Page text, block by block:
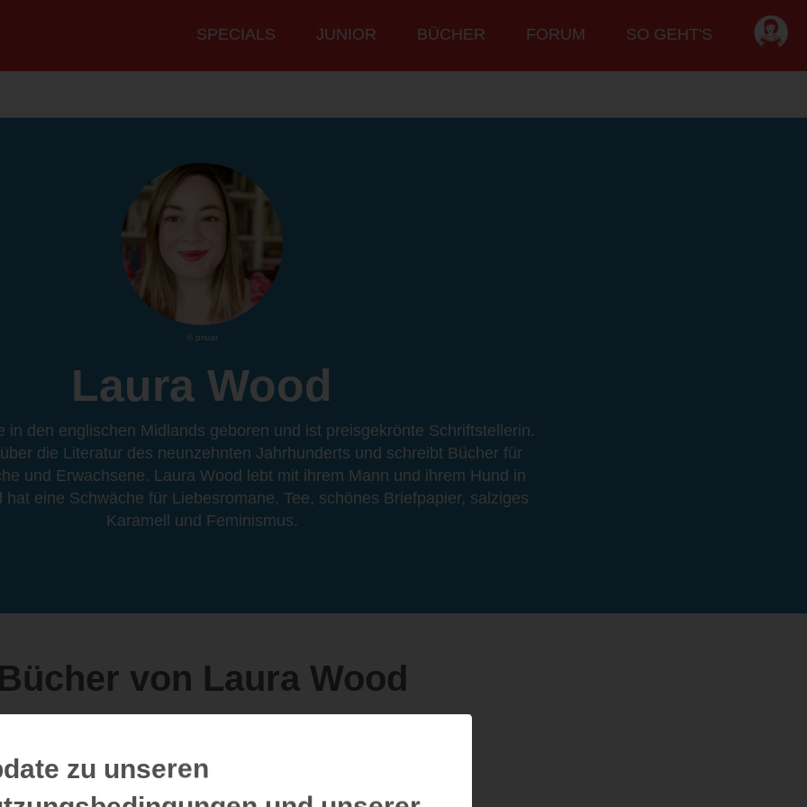
Hauptmenü
SPECIALS JUNIOR BÜCHER FORUM SO GEHT'S
© privat
Laura Wood
in den englischen Midlands geboren und ist preisgekrönte Schriftstellerin.
die Literatur des neunzehnten Jahrhunderts und schreibt Bücher für
und Erwachsene. Laura Wood lebt mit ihrem Mann und ihrem Hund in
hat eine Schwäche für Liebesromane, Tee, schönes Briefpapier, salziges
Karamell und Feminismus.
Bücher von Laura Wood
zu unseren